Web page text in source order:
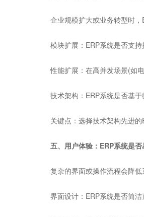
企业规模扩大或业务转型时，
模块扩展：ERP系统是否支持
性能扩展：在高并发场景(如电
技术架构：ERP系统是否基于
关键点：选择技术架构先进的
五、用户体验：ERP系统是
复杂的界面或操作流程会降低
界面设计：ERP系统是否简洁